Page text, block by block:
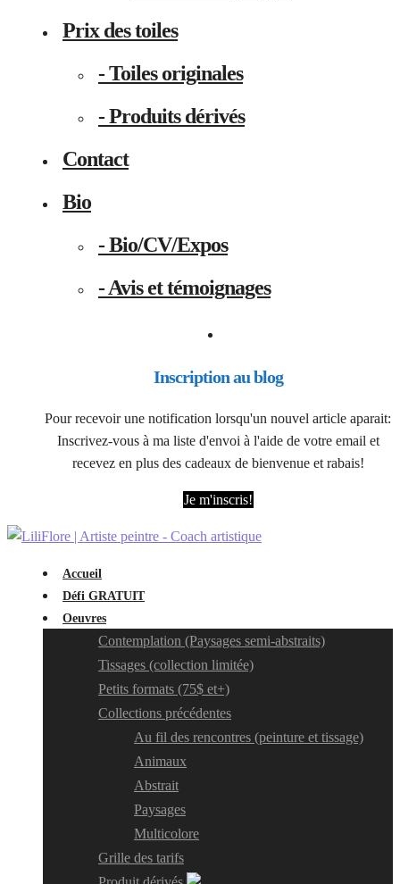
Prix des toiles
- Toiles originales
- Produits dérivés
Contact
Bio
- Bio/CV/Expos
- Avis et témoignages
Inscription au blog
Pour recevoir une notification lorsqu'un nouvel article aparait:
Inscrivez-vous à ma liste d'envoi à l'aide de votre email et
recevez en plus des cadeaux de bienvenue et rabais!
Je m'inscris!
Accueil
Défi GRATUIT
Oeuvres
Contemplation (Paysages semi-abstraits)
Tissages (collection limitée)
Petits formats (75$ et+)
Collections précédentes
Au fil des rencontres (peinture et tissage)
Animaux
Abstrait
Paysages
Multicolore
Grille des tarifs